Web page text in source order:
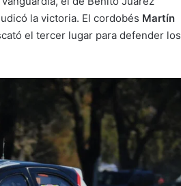
la victoria. El cordobés Martín
el tercer lugar para defender los